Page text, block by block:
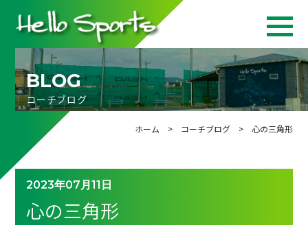
BLOG
コーチブログ
ホーム > コーチブログ> 心の三角形
2023年07月11日
心の三角形